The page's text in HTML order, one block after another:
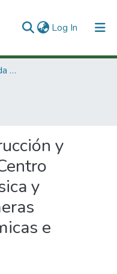
Log In (current)
1. Investigación Financiada con Recursos Públicos
y
y
e